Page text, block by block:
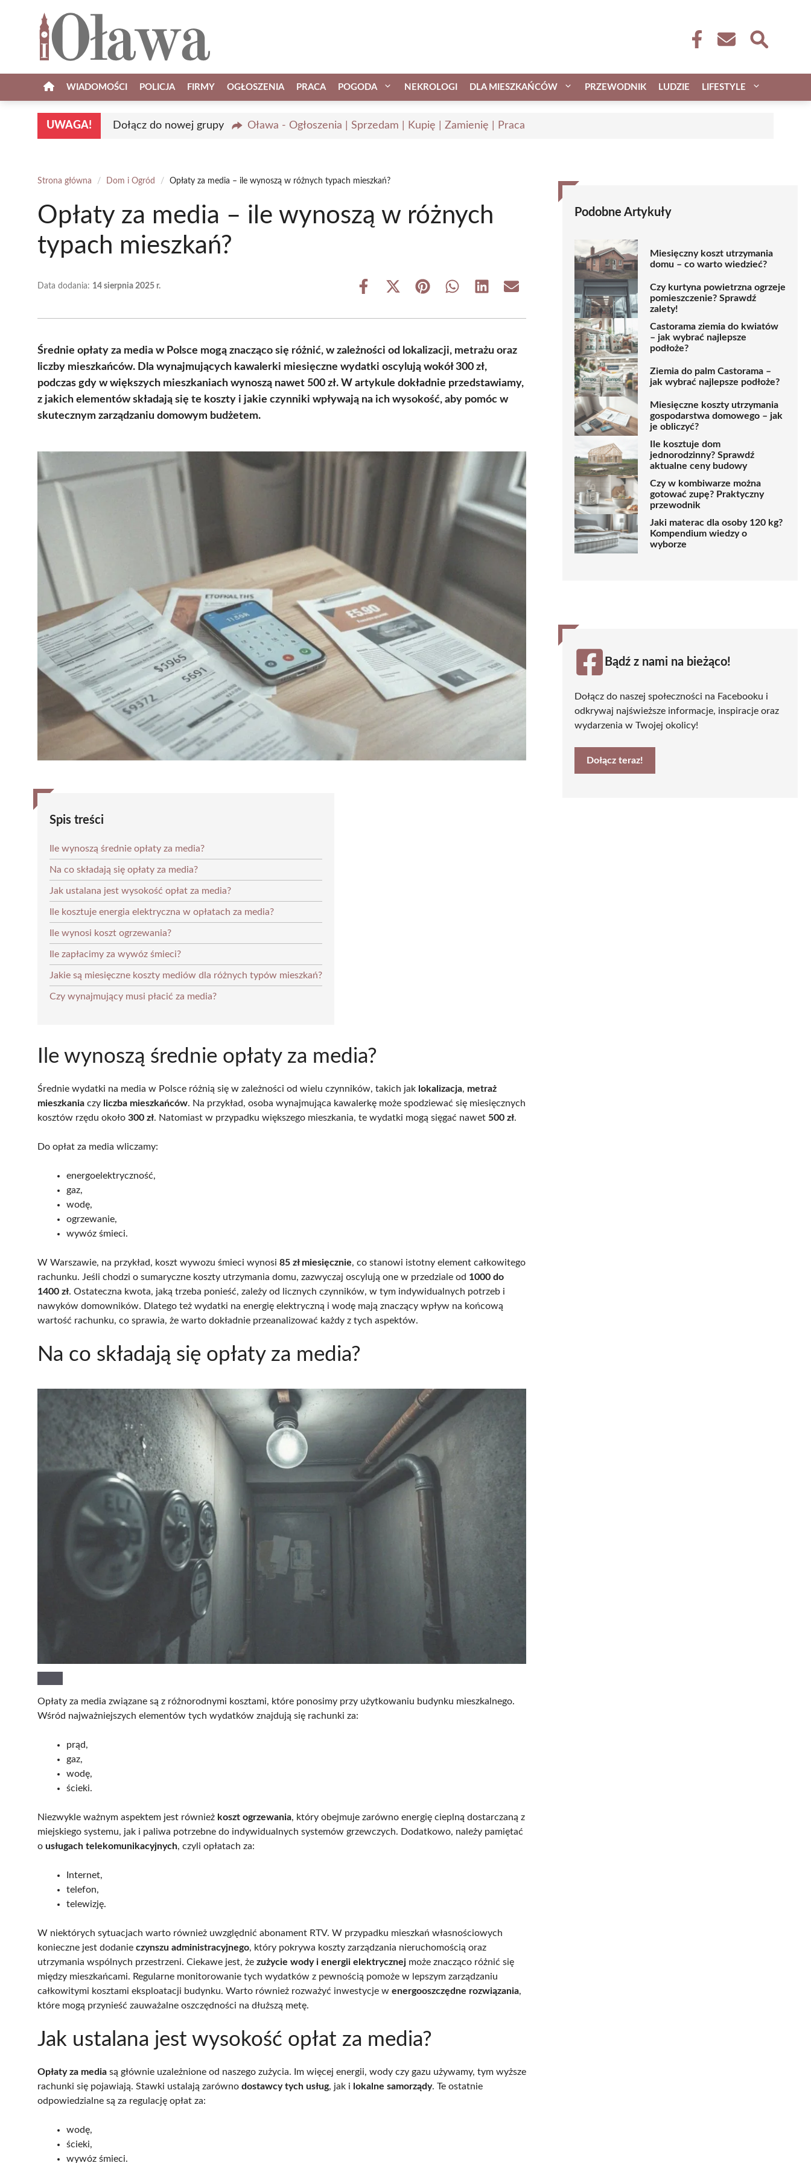
WIADOMOŚCI POLICJA FIRMY OGŁOSZENIA PRACA POGODA NEKROLOGI DLA MIESZKAŃCÓW PRZEWODNIK LUDZIE LIFESTYLE
UWAGA! Dołącz do nowej grupy Oława - Ogłoszenia | Sprzedam | Kupię | Zamienię | Praca
Strona główna / Dom i Ogród / Opłaty za media – ile wynoszą w różnych typach mieszkań?
Opłaty za media – ile wynoszą w różnych
typach mieszkań?
Data dodania: 14 sierpnia 2025 r.
Share
Share
(Twitter)
Share Share Share Share
Średnie opłaty za media w Polsce mogą znacząco się różnić, w zależności od lokalizacji, metrażu oraz
liczby mieszkańców. Dla wynajmujących kawalerki miesięczne wydatki oscylują wokół 300 zł,
podczas gdy w większych mieszkaniach wynoszą nawet 500 zł. W artykule dokładnie przedstawiamy,
z jakich elementów składają się te koszty i jakie czynniki wpływają na ich wysokość, aby pomóc w
skutecznym zarządzaniu domowym budżetem.
Spis treści
Ile wynoszą średnie opłaty za media?
Na co składają się opłaty za media?
Jak ustalana jest wysokość opłat za media?
Ile kosztuje energia elektryczna w opłatach za media?
Ile wynosi koszt ogrzewania?
Ile zapłacimy za wywóz śmieci?
Jakie są miesięczne koszty mediów dla różnych typów mieszkań?
Czy wynajmujący musi płacić za media?
Ile wynoszą średnie opłaty za media?
Średnie wydatki na media w Polsce różnią się w zależności od wielu czynników, takich jak lokalizacja, metraż
mieszkania czy liczba mieszkańców. Na przykład, osoba wynajmująca kawalerkę może spodziewać się miesięcznych
kosztów rzędu około 300 zł. Natomiast w przypadku większego mieszkania, te wydatki mogą sięgać nawet 500 zł.
Do opłat za media wliczamy:
energoelektryczność,
gaz,
wodę,
ogrzewanie,
wywóz śmieci.
W Warszawie, na przykład, koszt wywozu śmieci wynosi 85 zł miesięcznie, co stanowi istotny element całkowitego
rachunku. Jeśli chodzi o sumaryczne koszty utrzymania domu, zazwyczaj oscylują one w przedziale od 1000 do
1400 zł. Ostateczna kwota, jaką trzeba ponieść, zależy od licznych czynników, w tym indywidualnych potrzeb i
nawyków domowników. Dlatego też wydatki na energię elektryczną i wodę mają znaczący wpływ na końcową
wartość rachunku, co sprawia, że warto dokładnie przeanalizować każdy z tych aspektów.
Na co składają się opłaty za media?
Opłaty za media związane są z różnorodnymi kosztami, które ponosimy przy użytkowaniu budynku mieszkalnego.
Wśród najważniejszych elementów tych wydatków znajdują się rachunki za:
prąd,
gaz,
wodę,
ścieki.
Niezwykle ważnym aspektem jest również koszt ogrzewania, który obejmuje zarówno energię cieplną dostarczaną z
miejskiego systemu, jak i paliwa potrzebne do indywidualnych systemów grzewczych. Dodatkowo, należy pamiętać
o usługach telekomunikacyjnych, czyli opłatach za:
Internet,
telefon,
telewizję.
W niektórych sytuacjach warto również uwzględnić abonament RTV. W przypadku mieszkań własnościowych
konieczne jest dodanie czynszu administracyjnego, który pokrywa koszty zarządzania nieruchomością oraz
utrzymania wspólnych przestrzeni. Ciekawe jest, że zużycie wody i energii elektrycznej może znacząco różnić się
między mieszkańcami. Regularne monitorowanie tych wydatków z pewnością pomoże w lepszym zarządzaniu
całkowitymi kosztami eksploatacji budynku. Warto również rozważyć inwestycje w energooszczędne rozwiązania,
które mogą przynieść zauważalne oszczędności na dłuższą metę.
Jak ustalana jest wysokość opłat za media?
Opłaty za media są głównie uzależnione od naszego zużycia. Im więcej energii, wody czy gazu używamy, tym wyższe
rachunki się pojawiają. Stawki ustalają zarówno dostawcy tych usług, jak i lokalne samorządy. Te ostatnie
odpowiedzialne są za regulację opłat za:
wodę,
ścieki,
wywóz śmieci.
Podobne Artykuły
Miesięczny koszt utrzymania
domu – co warto wiedzieć?
Czy kurtyna powietrzna ogrzeje
pomieszczenie? Sprawdź
zalety!
Castorama ziemia do kwiatów
– jak wybrać najlepsze
podłoże?
Ziemia do palm Castorama –
jak wybrać najlepsze podłoże?
Miesięczne koszty utrzymania
gospodarstwa domowego – jak
je obliczyć?
Ile kosztuje dom
jednorodzinny? Sprawdź
aktualne ceny budowy
Czy w kombiwarze można
gotować zupę? Praktyczny
przewodnik
Jaki materac dla osoby 120 kg?
Kompendium wiedzy o
wyborze
Bądź z nami na bieżąco!
Dołącz do naszej społeczności na Facebooku i
odkrywaj najświeższe informacje, inspiracje oraz
wydarzenia w Twojej okolicy!
Dołącz teraz!